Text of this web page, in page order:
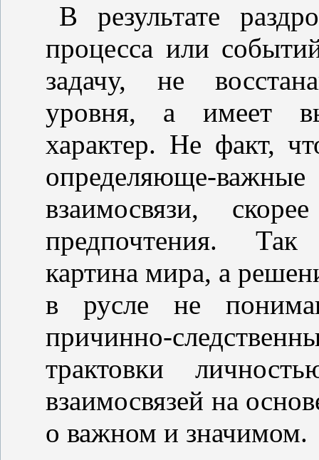
В результате
процесса или
задачу, не
уровня, а имеет
характер. Не факт,
определяюще-
взаимосвязи,
предпочтения. Так
картина мира, а
в русле не
причинно-
трактовки
взаимосвязей на
о важном и значимом.